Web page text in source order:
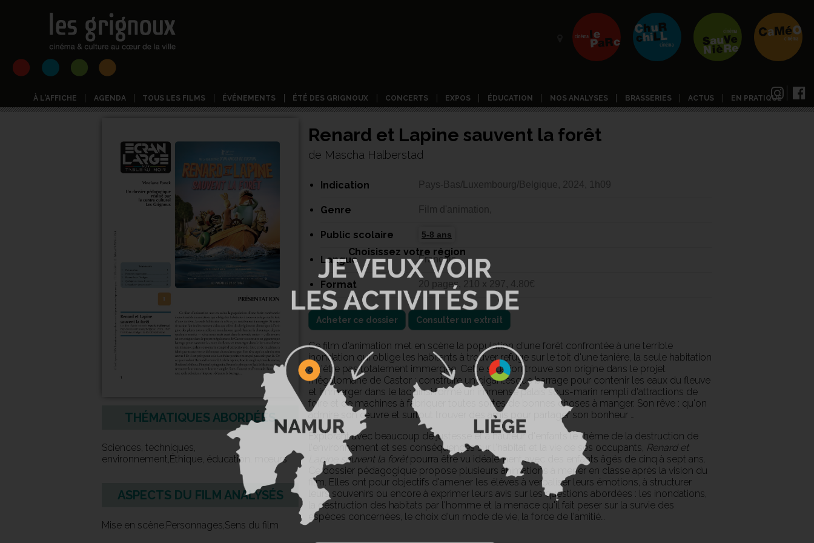
À L'AFFICHE AGENDA TOUS LES FILMS ÉVÉNEMENTS ÉTÉ DES GRIGNOUX CONCERTS EXPOS ÉDUCATION NOS ANALYSES BRASSERIES ACTUS EN PRATIQUE
THÉMATIQUES ABORDÉES
Sciences, techniques,
environnement,Éthique, éducation, mœurs
ASPECTS DU FILM ANALYSÉS
Mise en scène,Personnages,Sens du film
Renard et Lapine sauvent la forêt
de Mascha Halberstad
Indication Pays-Bas/Luxembourg/Belgique, 2024, 1h09
Genre Film d'animation,
Public scolaire 5-8 ans
Langue Français
Format 20 pages, 210 x 297, 4.80€
Acheter ce dossier Consulter un extrait
Ce film d'animation met en scène la population d'une forêt confrontée à une terrible
inondation qui oblige les habitants à trouver refuge sur le toit d'une tanière, la seule habitation
à n'être pas totalement immergée. Cette situation trouve son origine dans le projet
mégalomane de Castor : construire un gigantesque barrage pour contenir les eaux du fleuve
et immerger dans le lac ainsi formé un immense palais sous-marin rempli d'attractions de
foire et de machines à fabriquer toutes sortes de bonnes choses à manger. Son rêve : qu'on
admire son œuvre et surtout trouver des amis pour partager son bonheur …
Explorant avec beaucoup de justesse et à hauteur d'enfants le thème de la destruction de
l'environnement et ses conséquences sur l'habitat et la vie de ses occupants, Renard et
Lapine sauvent la forêt pourra être vu idéalement avec des enfants âgés de cinq à sept ans.
Ce dossier pédagogique propose plusieurs animations à mener en classe après la vision du
film. Elles ont pour objectifs d'amener les élèves à verbaliser leurs émotions, à structurer
leurs souvenirs ou encore à exprimer leurs avis sur les questions abordées : les inondations,
la destruction des habitats par l'homme et la menace qu'il fait peser sur la survie des
espèces concernées, le choix d'un mode de vie, la force de l'amitié…
Choisissez votre région